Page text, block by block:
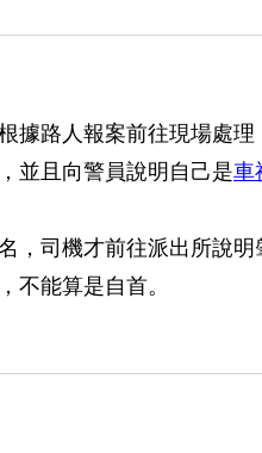
據路人報案前往現場處
並且向警員說明自己是車
，司機才前往派出所說
能算是自首。